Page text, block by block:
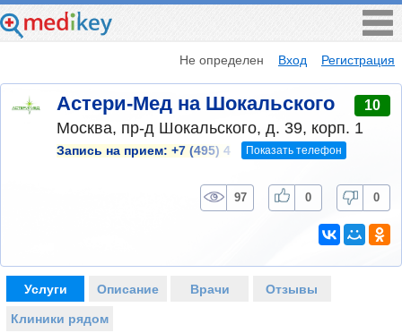
Не определен Вход Регистрация
Астери-Мед на Шокальского 10
Москва, пр-д Шокальского, д. 39, корп. 1
Запись на прием: +7 (495) 4 Показать телефон
97 0 0
Услуги Описание Врачи Отзывы
Клиники рядом